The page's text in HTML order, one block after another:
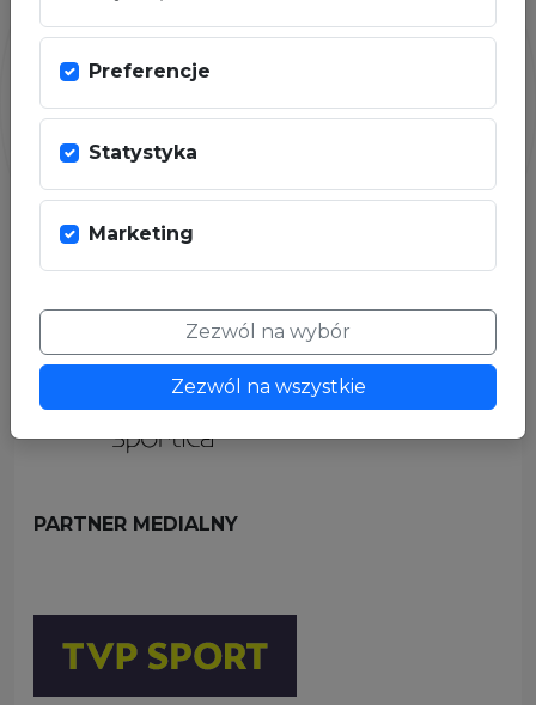
PARTNER MEDIALNY
Preferencje
Statystyka
Marketing
Zezwól na wybór
Zezwól na wszystkie